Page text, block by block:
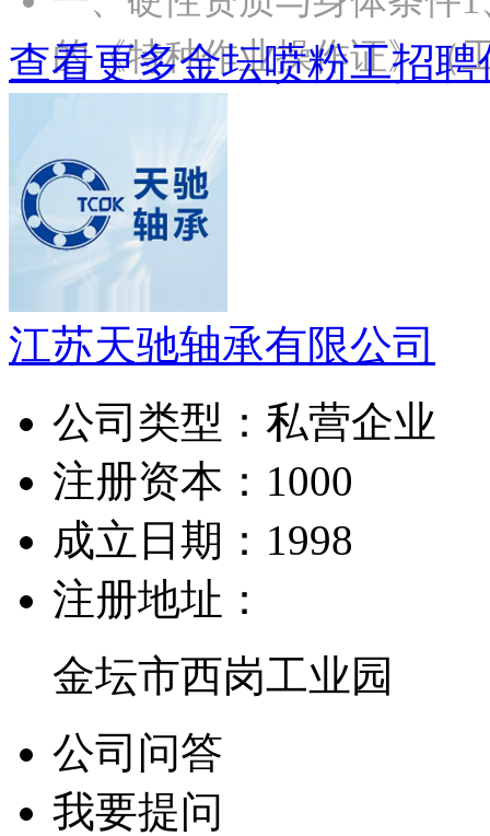
的《特种作业操作证》
查看更多金坛喷粉工招聘
江苏天驰轴承有限公司
公司类型： 私营企业
注册资本： 1000
成立日期： 1998
注册地址：
金坛市西岗工业园
公司问答
我要提问